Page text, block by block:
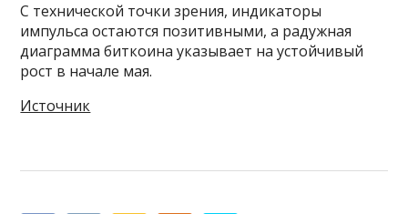
С технической точки зрения, индикаторы
импульса остаются позитивными, а радужная
диаграмма биткоина указывает на устойчивый
рост в начале мая.
Источник